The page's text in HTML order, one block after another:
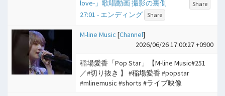
love-」歌唱動画 撮影の裏側
Share
27:01 - エンディング Share
M-line Music [Channel]
2026/06/26 17:00:27 +0900
稲場愛香「Pop Star」【M-line Music#251
／#切り抜き 】 #稲場愛香 #popstar
#mlinemusic #shorts #ライブ映像